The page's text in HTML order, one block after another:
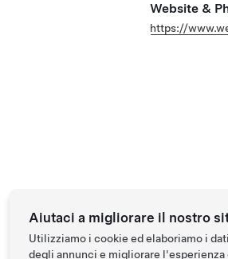
Website &
https://
Aiutaci a migliorare il nostro
Utilizziamo i cookie ed elaboriamo i
degli annunci e migliorare